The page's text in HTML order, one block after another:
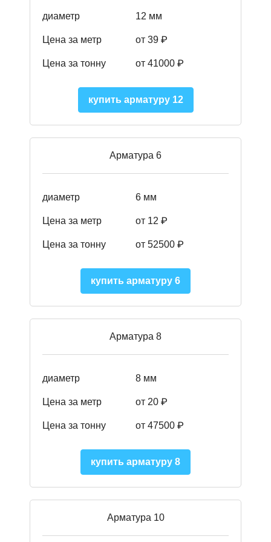
диаметр 12 мм
Цена за метр от 39 ₽
Цена за тонну от 41000 ₽
купить арматуру 12
Арматура 6
диаметр 6 мм
Цена за метр от 12 ₽
Цена за тонну от 52500 ₽
купить арматуру 6
Арматура 8
диаметр 8 мм
Цена за метр от 20 ₽
Цена за тонну от 47500 ₽
купить арматуру 8
Арматура 10